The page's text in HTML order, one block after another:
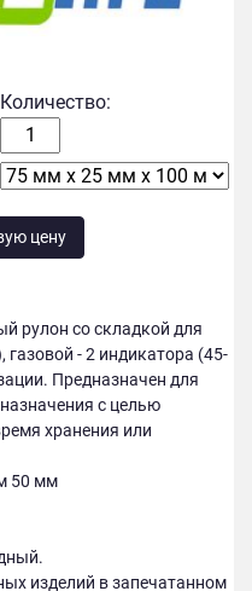
Количество:
цену
рулон со складкой для
- 2 индикатора (45-
Предназначен для
с целью
хранения или
50 мм
изделий в запечатанном